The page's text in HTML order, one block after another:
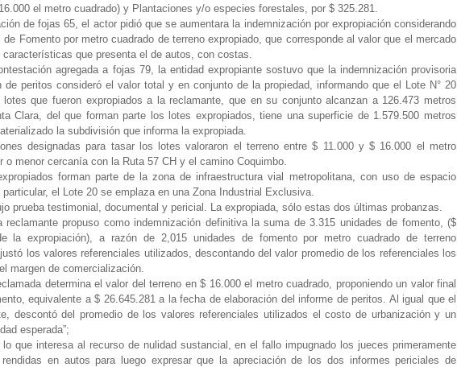
el metro cuadrado) y Plantaciones y/o especies forestales, por $ 325.281.
de fojas 65, el actor pidió que se aumentara la indemnización por expropiación considerando
Fomento por metro cuadrado de terreno expropiado, que corresponde al valor que el mercado
que presenta el de autos, con costas.
agregada a fojas 79, la entidad expropiante sostuvo que la indemnización provisoria
de peritos consideró el valor total y en conjunto de la propiedad, informando que el Lote N° 20
que fueron expropiados a la reclamante, que en su conjunto alcanzan a 126.473 metros
Clara, del que forman parte los lotes expropiados, tiene una superficie de 1.579.500 metros
la subdivisión que informa la expropiada.
designadas para tasar los lotes valoraron el terreno entre $ 11.000 y $ 16.000 el metro
o menor cercanía con la Ruta 57 CH y el camino Coquimbo.
forman parte de la zona de infraestructura vial metropolitana, con uso de espacio
el Lote 20 se emplaza en una Zona Industrial Exclusiva.
prueba testimonial, documental y pericial. La expropiada, sólo estas dos últimas probanzas.
reclamante propuso como indemnización definitiva la suma de 3.315 unidades de fomento, ($
la expropiación), a razón de 2,015 unidades de fomento por metro cuadrado de terreno
los valores referenciales utilizados, descontando del valor promedio de los referenciales los
margen de comercialización.
determina el valor del terreno en $ 16.000 el metro cuadrado, proponiendo un valor final
equivalente a $ 26.645.281 a la fecha de elaboración del informe de peritos. Al igual que el
descontó del promedio de los valores referenciales utilizados el costo de urbanización y un
esperada”;
que interesa al recurso de nulidad sustancial, en el fallo impugnado los jueces primeramente
en autos para luego expresar que la apreciación de los dos informes periciales de